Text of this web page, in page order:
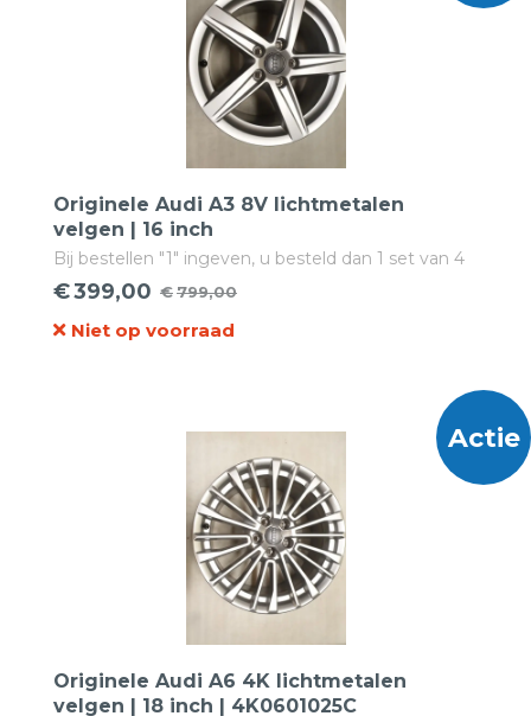
Originele Audi A3 8V lichtmetalen
velgen | 16 inch
Bij bestellen "1" ingeven, u besteld dan 1 set van 4
velgen!
€799,00
Oorspronkelijke
prijs
€399,00
Huidige
prijs
Niet op voorraad
Actie
Originele Audi A6 4K lichtmetalen
velgen | 18 inch | 4K0601025C